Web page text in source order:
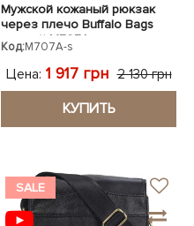
Мужской кожаный рюкзак
через плечо Buffalo Bags
черный M707A
Код:M707A-s
Цена: 1 917 грн 2 130 грн
КУПИТЬ
SALE